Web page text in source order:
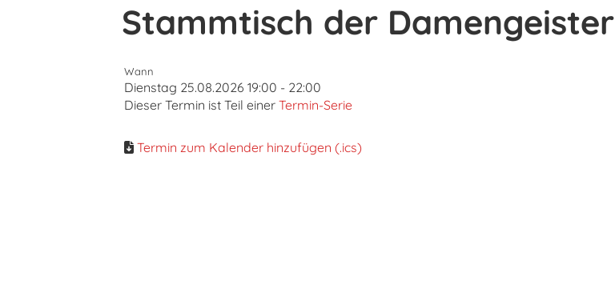
Stammtisch der Damengeister
Wann
Dienstag 25.08.2026 19:00 - 22:00
Dieser Termin ist Teil einer Termin-Serie
Termin zum Kalender hinzufügen (.ics)